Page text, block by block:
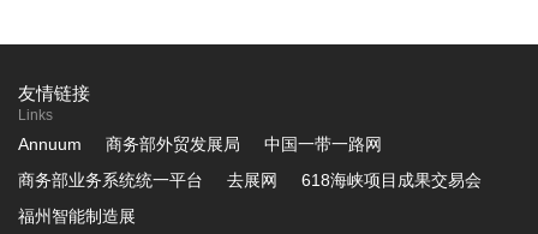
友情链接
Links
Annuum 商务部外贸发展局
中国一带一路网
商务部业务系统统一平台
去展网
618海峡项目成果交易会
福州智能制造展